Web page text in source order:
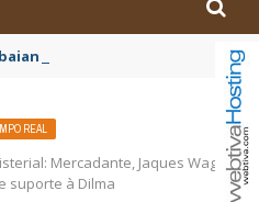
representam o Brasil no
REAL
Mercadante, Jaques Wagner
suporte à Dilma